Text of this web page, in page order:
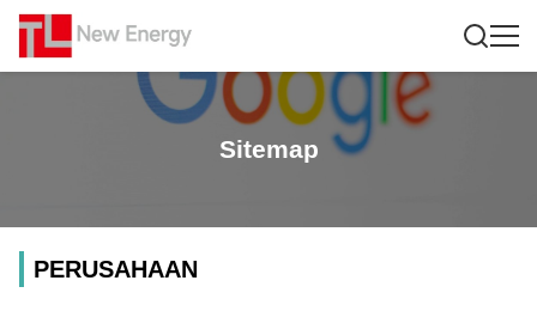
Sitemap
PERUSAHAAN